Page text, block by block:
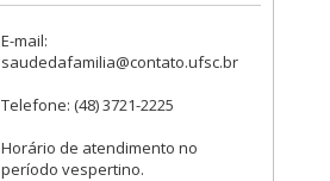
E-mail:
saudedafamilia@contato.ufsc.br
Telefone: (48) 3721-2225
Horário de atendimento no
período vespertino.